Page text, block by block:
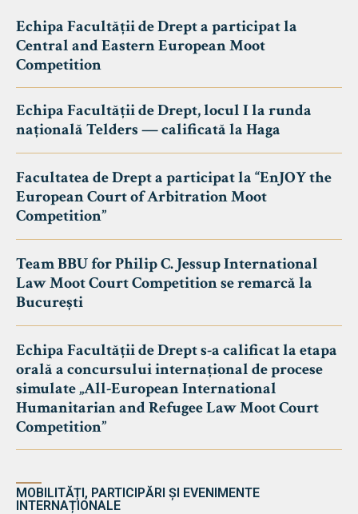
Echipa Facultății de Drept a participat la
Central and Eastern European Moot
Competition
Echipa Facultății de Drept, locul I la runda
națională Telders — calificată la Haga
Facultatea de Drept a participat la “EnJOY the
European Court of Arbitration Moot
Competition”
Team BBU for Philip C. Jessup International
Law Moot Court Competition se remarcă la
București
Echipa Facultății de Drept s-a calificat la etapa
orală a concursului internațional de procese
simulate „All-European International
Humanitarian and Refugee Law Moot Court
Competition”
MOBILITĂȚI, PARTICIPĂRI ȘI EVENIMENTE
INTERNAȚIONALE